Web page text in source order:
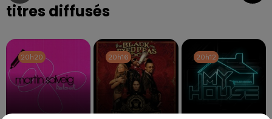
titres diffusés
20h20
20h20 20h16
20h16 20h12
20h12